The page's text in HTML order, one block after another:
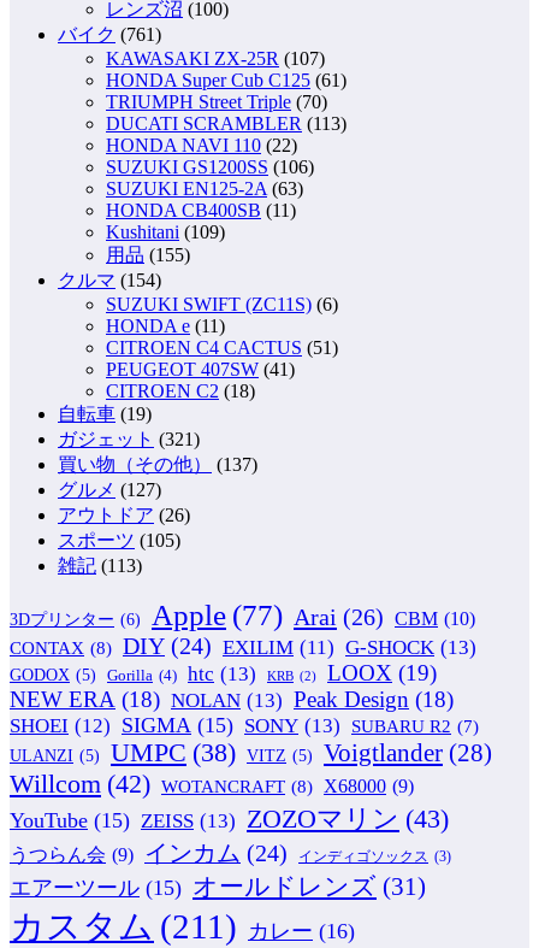
レンズ沼 (100)
バイク (761)
KAWASAKI ZX-25R (107)
HONDA Super Cub C125 (61)
TRIUMPH Street Triple (70)
DUCATI SCRAMBLER (113)
HONDA NAVI 110 (22)
SUZUKI GS1200SS (106)
SUZUKI EN125-2A (63)
HONDA CB400SB (11)
Kushitani (109)
用品 (155)
クルマ (154)
SUZUKI SWIFT (ZC11S) (6)
HONDA e (11)
CITROEN C4 CACTUS (51)
PEUGEOT 407SW (41)
CITROEN C2 (18)
自転車 (19)
ガジェット (321)
買い物（その他）
(137)
グルメ (127)
アウトドア (26)
スポーツ (105)
雑記 (113)
3Dプリンター (6) Apple (77) Arai (26) CBM (10)
CONTAX (8) DIY (24) EXILIM (11) G-SHOCK (13)
GODOX (5) Gorilla (4) htc (13) KRB (2) LOOX (19)
NEW ERA (18) NOLAN (13) Peak Design (18)
SHOEI (12) SIGMA (15) SONY (13) SUBARU R2 (7)
ULANZI (5) UMPC (38) VITZ (5) Voigtlander (28)
Willcom (42) WOTANCRAFT (8) X68000 (9)
YouTube (15) ZEISS (13) ZOZOマリン (43)
うつらん会 (9) インカム (24) インディゴソックス (3)
エアーツール (15) オールドレンズ (31)
カスタム (211) カレー (16)